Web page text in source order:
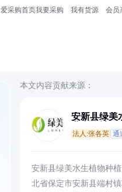
爱采购首页我要采购 我有货源 会员
本文内容贡献来源：
安新县绿美
法人:张各英 通
安新县绿美水生植物种
北省保定市安新县端村